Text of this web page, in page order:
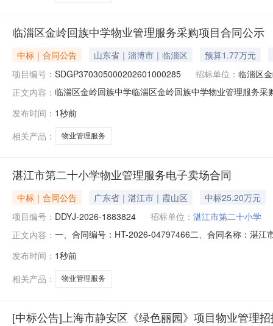
临淄区金岭回族中学物业管理服务采购项目合同公示
中标｜合同公告 山东省｜淄博市｜临淄区
预算1.77万元
项目编号： SDGP370305000202601000285 招标单位： 临淄区
正文内容： 临淄区金岭回族中学临淄区金岭回族中学物业管理服务
址：联系方式：0533-7480143供应商（乙方）：淄博鑫
发布时间： 1秒前
相关产品：
物业管理服务
湛江市第二十小学物业管理服务电子卖场合同
中标｜合同公告 广东省｜湛江市｜霞山区
中标25.20万元
项目编号： DDYJ-2026-1883824 招标单位： 湛江市第二十小学
正文内容： 一、合同编号：HT-2026-04797466二、合同名称：湛
有限公司地址：海头街道办联系方式：15360741176六
发布时间： 1秒前
相关产品：
物业管理服务
[中标公告]上海市静安区《绿色丽园》项目物业管理